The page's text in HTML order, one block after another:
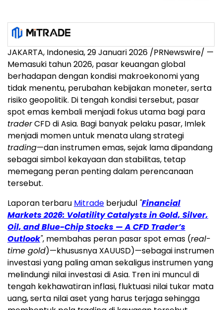
JAKARTA, Indonesia, 29 Januari 2026 /PRNewswire/ —
Memasuki tahun 2026, pasar keuangan global
berhadapan dengan kondisi makroekonomi yang
tidak menentu, perubahan kebijakan moneter, serta
risiko geopolitik. Di tengah kondisi tersebut, pasar
spot emas kembali menjadi fokus utama bagi para
traderCFD di Asia. Bagi banyak pelaku pasar, Imlek
menjadi momen untuk menata ulang strategi
trading—dan instrumen emas, sejak lama dipandang
sebagai simbol kekayaan dan stabilitas, tetap
memegang peran penting dalam perencanaan
tersebut.
Laporan terbaru Mitrade berjudul "Financial
Markets 2026: Volatility Catalysts in Gold, Silver,
Oil, and Blue-Chip Stocks — A CFD Trader’s
Outlook", membahas peran pasar spot emas (real-
time gold)—khususnya XAUUSD)—sebagai instrumen
investasi yang paling aman sekaligus instrumen yang
melindungi nilai investasi di Asia. Tren ini muncul di
tengah kekhawatiran inflasi, fluktuasi nilai tukar mata
uang, serta nilai aset yang harus terjaga sehingga